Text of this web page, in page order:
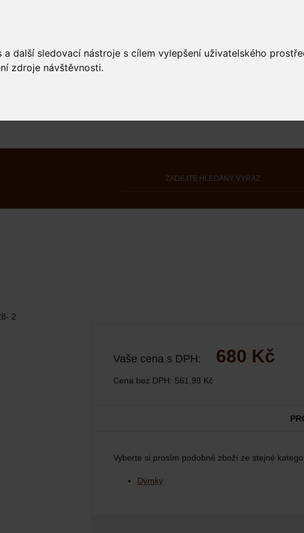
další sledovací nástroje s cílem vylepšení uživatelského
zdroje návštěvnosti.
2
Vaše cena s DPH: 680 Kč
Cena bez DPH: 561,98 Kč
Vyberte si prosím podobné zboží ze stejné
Dýmky